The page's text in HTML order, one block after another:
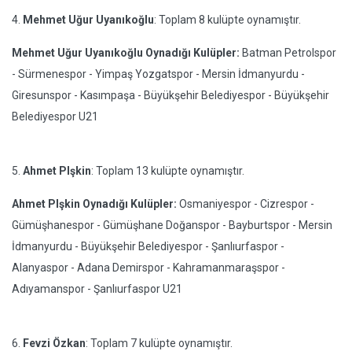
4. Mehmet Uğur Uyanıkoğlu: Toplam 8 kulüpte oynamıştır.
Mehmet Uğur Uyanıkoğlu Oynadığı Kulüpler: Batman Petrolspor
- Sürmenespor - Yimpaş Yozgatspor - Mersin İdmanyurdu -
Giresunspor - Kasımpaşa - Büyükşehir Belediyespor - Büyükşehir
Belediyespor U21
5. Ahmet PIşkin: Toplam 13 kulüpte oynamıştır.
Ahmet PIşkin Oynadığı Kulüpler: Osmaniyespor - Cizrespor -
Gümüşhanespor - Gümüşhane Doğanspor - Bayburtspor - Mersin
İdmanyurdu - Büyükşehir Belediyespor - Şanlıurfaspor -
Alanyaspor - Adana Demirspor - Kahramanmaraşspor -
Adıyamanspor - Şanlıurfaspor U21
6. Fevzi Özkan: Toplam 7 kulüpte oynamıştır.